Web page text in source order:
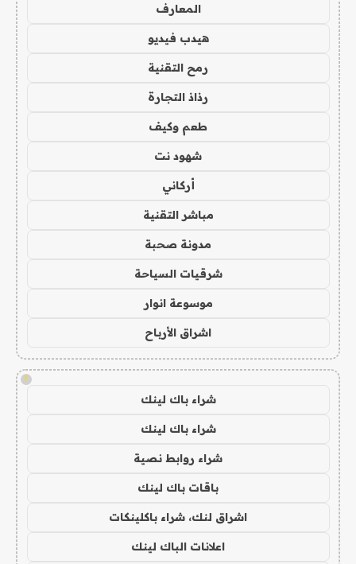
المعارف
هيدب فيديو
رمح التقنية
رذاذ التجارة
طعم وكيف
شهود نت
أركاني
مباشر التقنية
مدونة صحبة
شرقيات السياحة
موسوعة انوار
اشراق الأرباح
!
شراء باك لينك
شراء باك لينك
شراء روابط نصية
باقات باك لينك
اشراق لنك، شراء باكلينكات
اعلانات الباك لينك